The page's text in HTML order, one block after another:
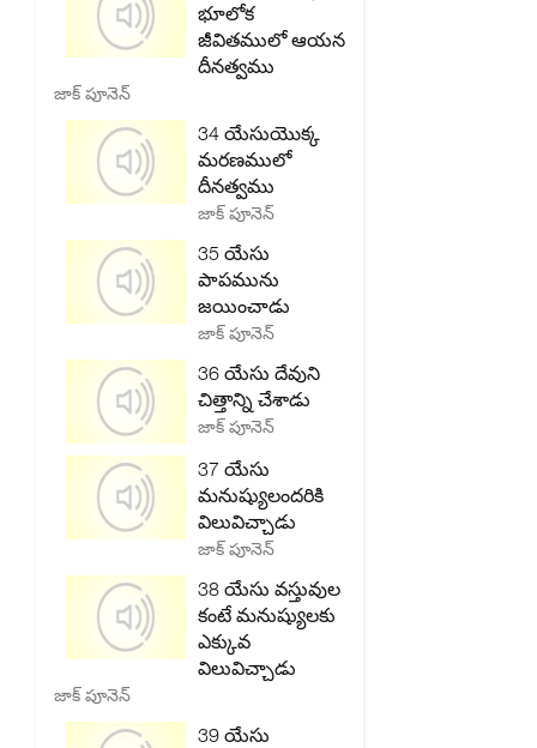
భూలోక
జీవితములో ఆయన
దీనత్వము
జాక్ పూనెన్
34 యేసుయొక్క
మరణములో
దీనత్వము
జాక్ పూనెన్
35 యేసు
పాపమును
జయించాడు
జాక్ పూనెన్
36 యేసు దేవుని
చిత్తాన్ని చేశాడు
జాక్ పూనెన్
37 యేసు
మనుష్యులందరికి
విలువిచ్చాడు
జాక్ పూనెన్
38 యేసు వస్తువుల
కంటే మనుష్యులకు
ఎక్కువ
విలువిచ్చాడు
జాక్ పూనెన్
39 యేసు